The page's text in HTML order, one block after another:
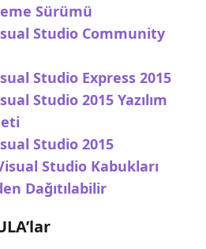
Sürümü
Studio Community
Studio Express 2015
Studio 2015 Yazılım
Studio 2015
Studio Kabukları
Dağıtılabilir